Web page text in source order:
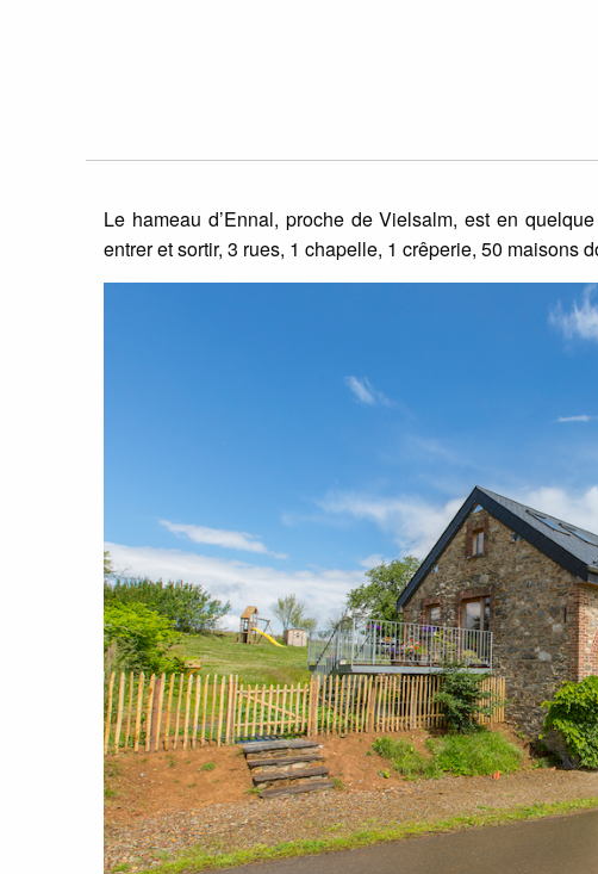
Le hameau d’Ennal, proche de Vielsalm, est en
entrer et sortir, 3 rues, 1 chapelle, 1 crêperie, 50 maisons